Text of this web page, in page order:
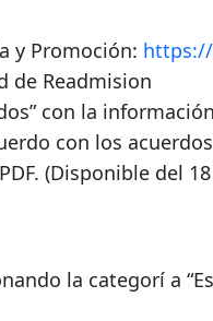
y Promoción:
de Readmision
con la
con los
(Disponible del
la categorí a